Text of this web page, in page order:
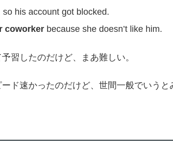
so his account got blocked.
coworkerbecause she doesn’t like him.
習したのだけど、まあ難しい。
ド速かったのだけど、世間一般でいう